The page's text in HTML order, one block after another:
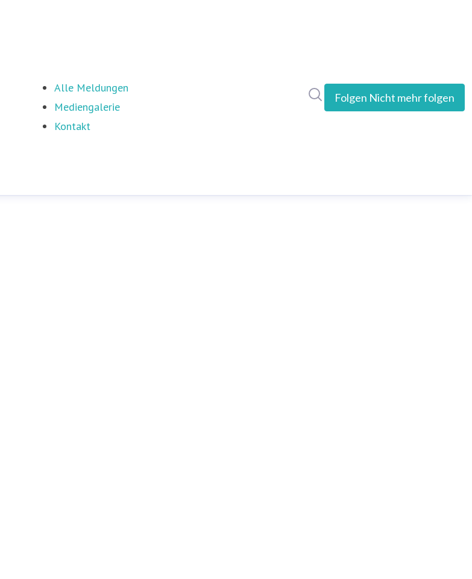
Alle Meldungen
Mediengalerie
Kontakt
Folgen Nicht mehr folgen